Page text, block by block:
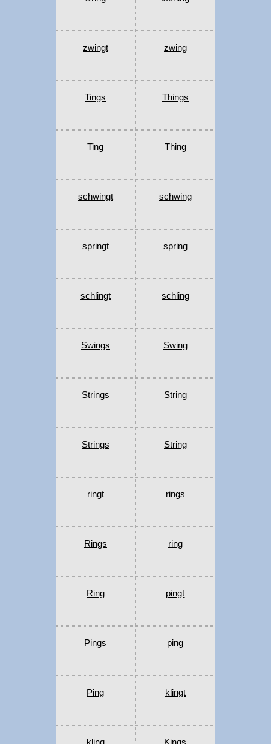
zwingt zwing
Tings Things
Ting Thing
schwingt schwing
springt spring
schlingt schling
Swings Swing
Strings String
Strings String
ringt rings
Rings ring
Ring pingt
Pings ping
Ping klingt